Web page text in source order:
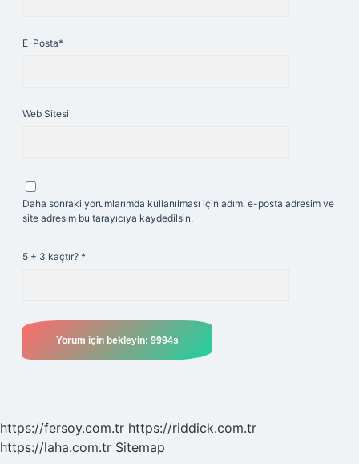
E-Posta*
Web Sitesi
Daha sonraki yorumlarımda kullanılması için adım, e-posta adresim ve
site adresim bu tarayıcıya kaydedilsin.
5 + 3 kaçtır? *
https://fersoy.com.tr https://riddick.com.tr
https://laha.com.tr Sitemap